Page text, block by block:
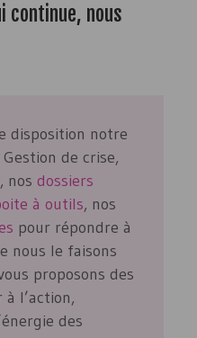
continue, nous
disposition notre
de crise,
, nos dossiers
à outils, nos
pour répondre à
nous le faisons
proposons des
l’action,
des